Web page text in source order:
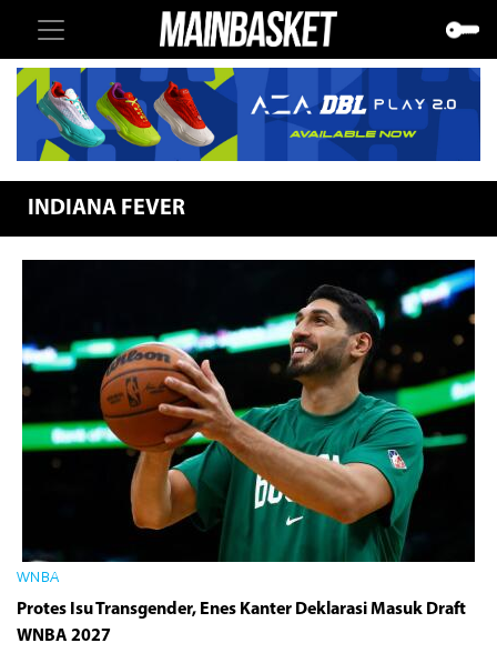
INDIANA FEVER
WNBA
Protes Isu Transgender, Enes Kanter Deklarasi Masuk Draft
WNBA 2027